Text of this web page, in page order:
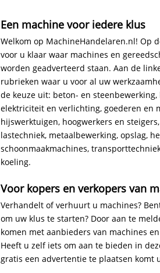
Een machine voor iedere klus
Welkom op MachineHandelaren.nl! Op
voor u klaar waar machines en
worden geadverteerd staan. Aan de
rubrieken waar u voor al uw
de keuze uit: beton- en
elektriciteit en verlichting, goederen en
hijswerktuigen, hoogwerkers en
lastechniek, metaalbewerking, opslag,
schoonmaakmachines,
koeling.
Voor kopers en verkopers van
Verhandelt of verhuurt u machines?
om uw klus te starten? Door aan te
komen met aanbieders van machines
Heeft u zelf iets om aan te bieden in
gratis een advertentie te plaatsen komt